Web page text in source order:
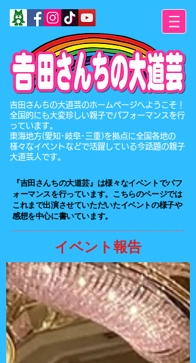
​吉田さんちの大道芸のホームページへようこそ！
全国的にも大変珍しい親子でパフォーマンスを行
っています。
東海地方(愛知･岐阜･三重)を拠点に全国各地の
様々なイベントなどで活躍している今話題の親子
大道芸人です。
『吉田さんちの大道芸』は​様々なイベントでパフ
ォーマンスを行っています。こちらのページでは
これまで出演させていただいたイベントの様子や
感想を中心に書いています。
イベント報告